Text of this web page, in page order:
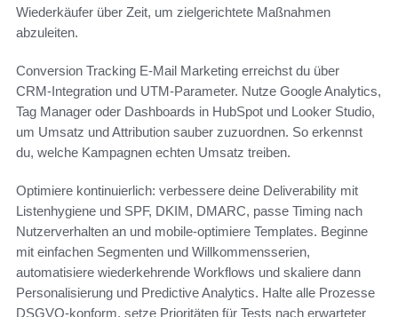
Wiederkäufer über Zeit, um zielgerichtete Maßnahmen
abzuleiten.
Conversion Tracking E-Mail Marketing erreichst du über
CRM‑Integration und UTM‑Parameter. Nutze Google Analytics,
Tag Manager oder Dashboards in HubSpot und Looker Studio,
um Umsatz und Attribution sauber zuzuordnen. So erkennst
du, welche Kampagnen echten Umsatz treiben.
Optimiere kontinuierlich: verbessere deine Deliverability mit
Listenhygiene und SPF, DKIM, DMARC, passe Timing nach
Nutzerverhalten an und mobile‑optimiere Templates. Beginne
mit einfachen Segmenten und Willkommensserien,
automatisiere wiederkehrende Workflows und skaliere dann
Personalisierung und Predictive Analytics. Halte alle Prozesse
DSGVO‑konform, setze Prioritäten für Tests nach erwarteter